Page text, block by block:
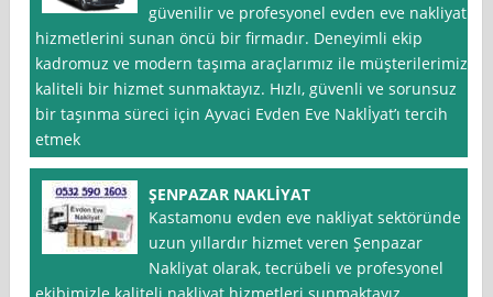
güvenilir ve profesyonel evden eve nakliyat
hizmetlerini sunan öncü bir firmadır. Deneyimli ekip
kadromuz ve modern taşıma araçlarımız ile müşterilerimize
kaliteli bir hizmet sunmaktayız. Hızlı, güvenli ve sorunsuz
bir taşınma süreci için Ayvaci Evden Eve Naklİyat’ı tercih
etmek
ŞENPAZAR NAKLİYAT
Kastamonu evden eve nakliyat sektöründe
uzun yıllardır hizmet veren Şenpazar
Nakliyat olarak, tecrübeli ve profesyonel